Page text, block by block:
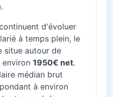
d'évoluer
à temps plein, le
situe autour de
environ 1950€ net.
médian brut
à environ